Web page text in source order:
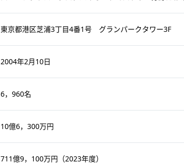
東京都港区芝浦3丁目4番1号 グランパークタワー3F
2004年2月10日
6，960名
10億6，300万円
711億9，100万円（2023年度）